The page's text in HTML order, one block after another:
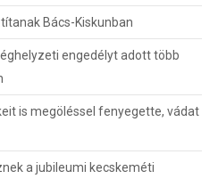
Bács-Kiskunban
engedélyt adott több
is megöléssel fenyegette, vádat
a jubileumi kecskeméti